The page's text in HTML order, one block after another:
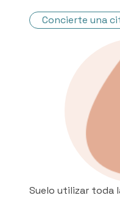
Concierte una
Suelo utilizar toda